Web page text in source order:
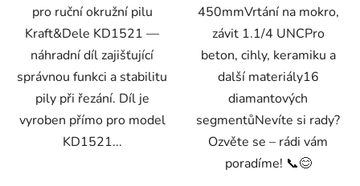
pro ruční okružní pilu
Kraft&Dele KD1521 —
náhradní díl zajišťující
správnou funkci a stabilitu
pily při řezání. Díl je
vyroben přímo pro model
KD1521...
450mmVrtání na mokro,
závit 1.1/4 UNCPro
beton, cihly, keramiku a
další materiály16
diamantových
segmentůNevíte si rady?
Ozvěte se – rádi vám
poradíme! 📞😊